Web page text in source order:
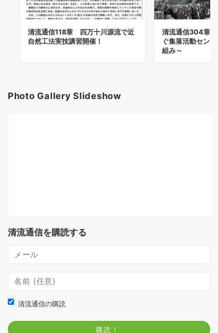
清流通信118章 四万十川源流で近
自然工法実技講習開催！
清流通信304章
ぐ集落活動セン
組み～
Photo Gallery Slideshow
清流通信を購読する
清流通信の購読